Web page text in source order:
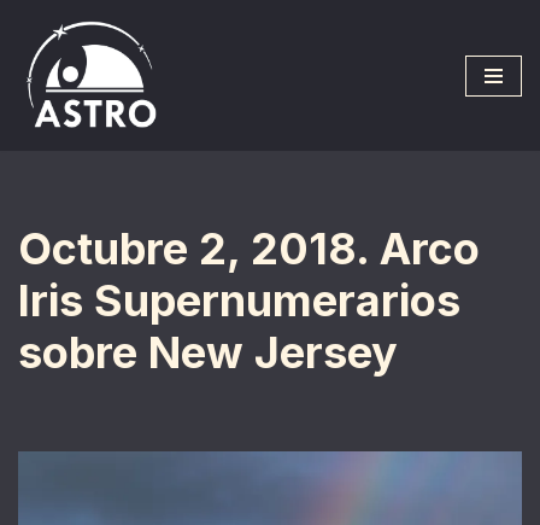
Saltar
al
contenido
Octubre 2, 2018. Arco
Iris Supernumerarios
sobre New Jersey